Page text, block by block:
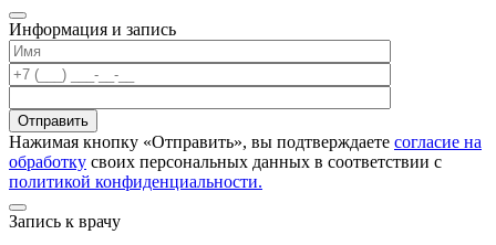
Информация и запись
Отправить
Нажимая кнопку «Отправить», вы подтверждаете согласие на
обработку своих персональных данных в соответствии с
политикой конфиденциальности.
Запись к врачу